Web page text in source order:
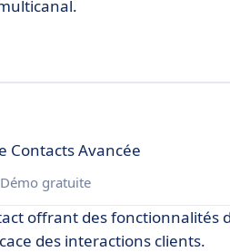
Contacts Avancée
Démo gratuite
offrant des fonctionnalités
des interactions clients.